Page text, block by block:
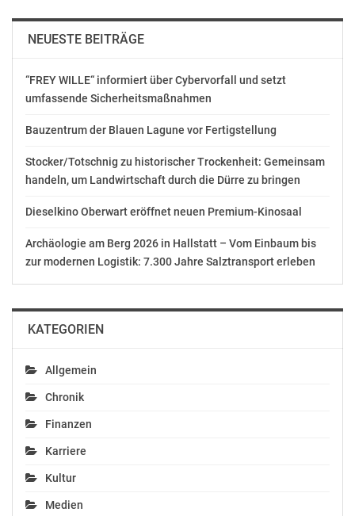
Sitzung der
Bezirksvertretung
Juni 3, 2019
In "Politik"
Sitzung der
April 23, 2018
In "Politik"
Sitzung der
Bezirksvertretung
November 19, 2018
In "Politik"
NEUESTE BEITRÄGE
“FREY WILLE“ informiert über Cybervorfall und setzt
umfassende Sicherheitsmaßnahmen
Bauzentrum der Blauen Lagune vor Fertigstellung
Stocker/Totschnig zu historischer Trockenheit: Gemeinsam
handeln, um Landwirtschaft durch die Dürre zu bringen
Dieselkino Oberwart eröffnet neuen Premium-Kinosaal
Archäologie am Berg 2026 in Hallstatt – Vom Einbaum bis
zur modernen Logistik: 7.300 Jahre Salztransport erleben
KATEGORIEN
Allgemein
Chronik
Finanzen
Karriere
Kultur
Medien